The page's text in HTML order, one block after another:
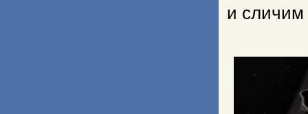
и сличим